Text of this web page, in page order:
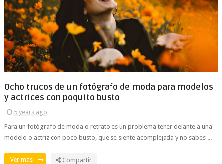
Ocho trucos de un fotógrafo de moda para modelos
y actrices con poquito busto
5 years ago
Para un fotógrafo de moda o retrato es un problema tener delante a una
modelo o actriz con poco busto, que se siente acomplejada y no sabes ...
Ver más Compartir